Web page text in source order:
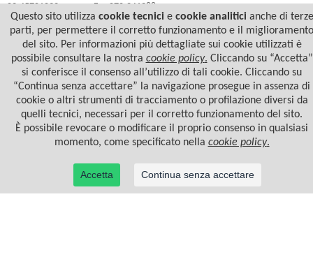
02.45701032
www.meli.it
Fax 070.241288
agfozzi@tiscali.it-
www.agenziafozzi.it
Questo sito utilizza cookie tecnicie cookie analiticianche di terze
parti, per permettere il corretto funzionamento e il miglioramento
del sito. Per informazioni più dettagliate sui cookie utilizzati è
possibile consultare la nostra cookie policy. Cliccando su “Accetta”
si conferisce il consenso all’utilizzo di tali cookie. Cliccando su
“Continua senza accettare” la navigazione prosegue in assenza di
cookie o altri strumenti di tracciamento o profilazione diversi da
quelli tecnici, necessari per il corretto funzionamento del sito.
È possibile revocare o modificare il proprio consenso in qualsiasi
momento, come specificato nella cookie policy.
Accetta Continua senza accettare